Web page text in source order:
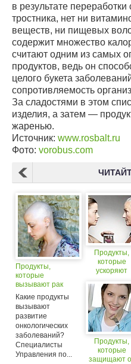
в результате
тростника, нет ни
веществ, ни пищевых
содержит множество
считают одним из самых
продуктов, ведь он
целого букета
сопротивляемость
За сладостями в этом
изделия, а затем —
жаренью.
Источник: www.rosbalt.ru
Фото: vorobus.com
Продукты,
которые
вызывают рак
Какие продукты
вызывают
развитие
онкологических
заболеваний?
Специалисты
Управления по...
Продукты,
которые
ускоряют
Продукты,
которые
защищают